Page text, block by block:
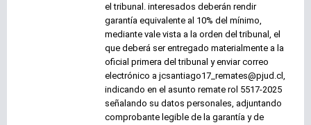
el tribunal. interesados deberán rendir
garantía equivalente al 10% del mínimo,
mediante vale vista a la orden del tribunal, el
que deberá ser entregado materialmente a la
oficial primera del tribunal y enviar correo
electrónico a jcsantiago17_remates@pjud.cl,
indicando en el asunto remate rol 5517-2025
señalando su datos personales, adjuntando
comprobante legible de la garantía y de